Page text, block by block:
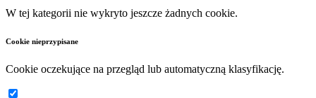
W tej kategorii nie wykryto jeszcze żadnych cookie.
Cookie nieprzypisane
Cookie oczekujące na przegląd lub automatyczną klasyfikację.